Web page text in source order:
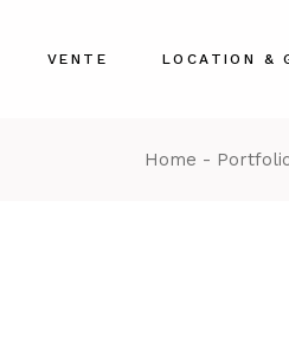
VENTE LOCATION &
Home